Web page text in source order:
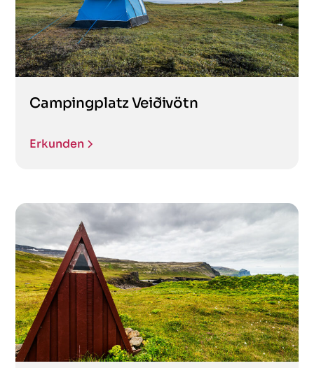
Campingplatz Veiðivötn
Erkunden